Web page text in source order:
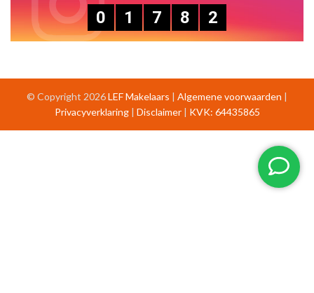
0
1 7 8 2
© Copyright 2026LEF Makelaars | Algemene voorwaarden |
Privacyverklaring| Disclaimer| KVK: 64435865